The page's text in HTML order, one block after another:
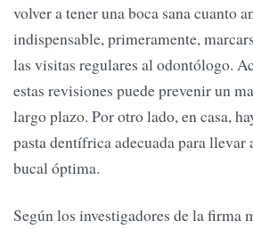
volver a tener una boca sana cuanto
indispensable, primeramente,
las visitas regulares al odontólogo.
estas revisiones puede prevenir un
largo plazo. Por otro lado, en casa,
pasta dentífrica adecuada para llevar
bucal óptima.
Según los investigadores de la firma